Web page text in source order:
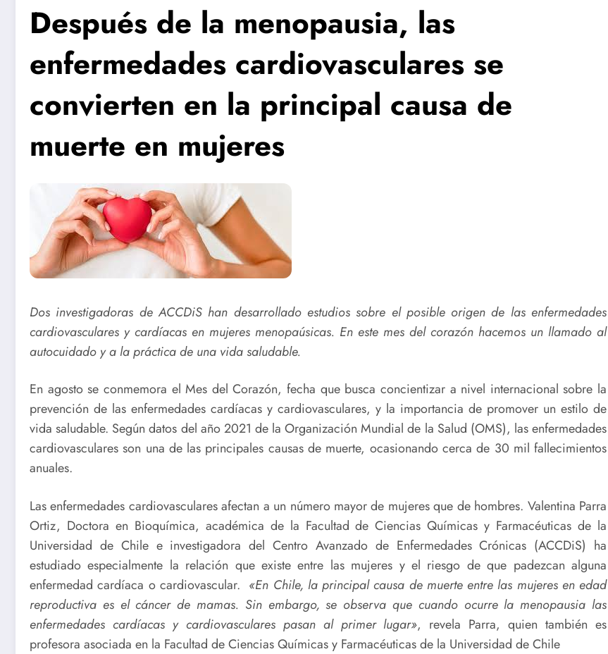
Después de la menopausia, las
enfermedades cardiovasculares se
convierten en la principal causa de
muerte en mujeres
Dos investigadoras de ACCDiS han desarrollado estudios sobre el posible origen de las enfermedades
cardiovasculares y cardíacas en mujeres menopaúsicas. En este mes del corazón hacemos un llamado al
autocuidado y a la práctica de una vida saludable.
En agosto se conmemora el Mes del Corazón, fecha que busca concientizar a nivel internacional sobre la
prevención de las enfermedades cardíacas y cardiovasculares, y la importancia de promover un estilo de
vida saludable. Según datos del año 2021 de la Organización Mundial de la Salud (OMS), las enfermedades
cardiovasculares son una de las principales causas de muerte, ocasionando cerca de 30 mil fallecimientos
anuales.
Las enfermedades cardiovasculares afectan a un número mayor de mujeres que de hombres. Valentina Parra
Ortiz, Doctora en Bioquímica, académica de la Facultad de Ciencias Químicas y Farmacéuticas de la
Universidad de Chile e investigadora del Centro Avanzado de Enfermedades Crónicas (ACCDiS) ha
estudiado especialmente la relación que existe entre las mujeres y el riesgo de que padezcan alguna
enfermedad cardíaca o cardiovascular. «En Chile, la principal causa de muerte entre las mujeres en edad
reproductiva es el cáncer de mamas. Sin embargo, se observa que cuando ocurre la menopausia las
enfermedades cardíacas y cardiovasculares pasan al primer lugar», revela Parra, quien también es
profesora asociada en la Facultad de Ciencias Químicas y Farmacéuticas de la Universidad de Chile